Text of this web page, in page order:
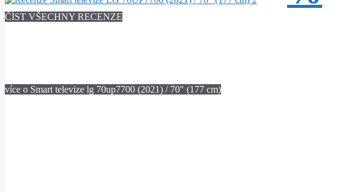
ČÍST VŠECHNY RECENZE
více o Smart televize lg 70up7700 (2021) / 70" (177 cm)